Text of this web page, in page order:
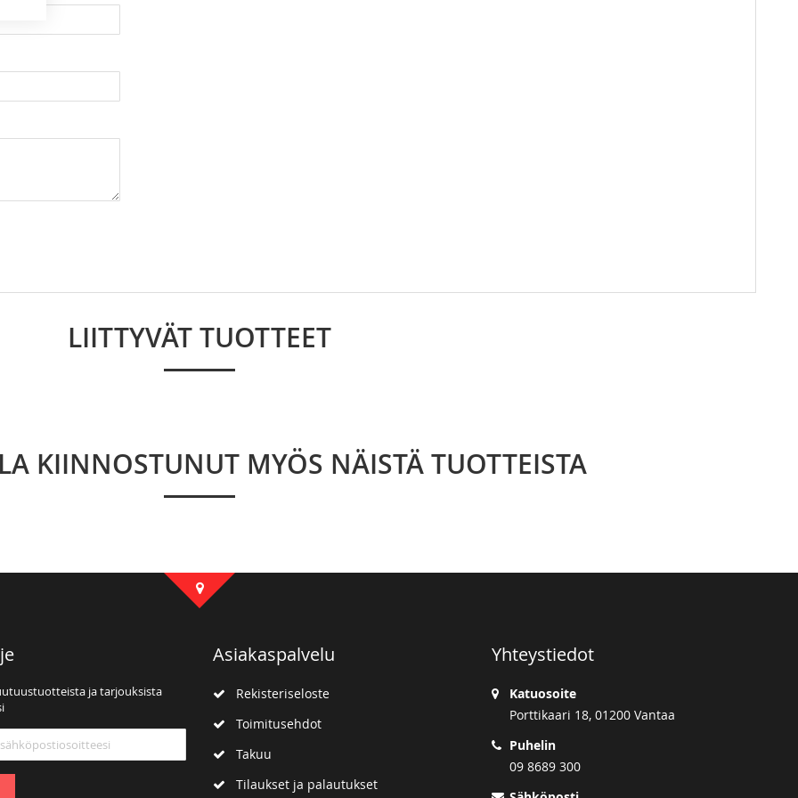
1 kpl uuniritilä syvällä uunipellillä
LIITTYVÄT TUOTTEET
KIINNOSTUNUT MYÖS NÄISTÄ TUOTTEISTA
ja tarjouksista
Asiakaspalvelu
Rekisteriseloste
Toimitusehdot
Takuu
Tilaukset ja palautukset
Yhteystiedot
Katuosoite
Porttikaari 18, 01200 Vantaa
Puhelin
09 8689 300